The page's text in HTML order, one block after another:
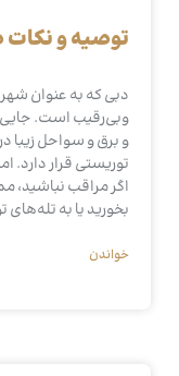
توصیه و
دبی که به عنوان
وبی‌رقیب است. جایی
و برق و سواحل زیبا
توریستی قرار دارد.
اگر مراقب نباشید،
بخورید یا به تله‌های
خواندن